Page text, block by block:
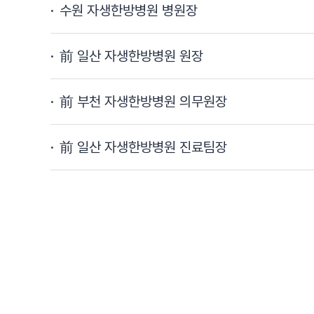
수원 자생한방병원 병원장
前 일산 자생한방병원 원장
前 부천 자생한방병원 의무원장
前 일산 자생한방병원 진료팀장